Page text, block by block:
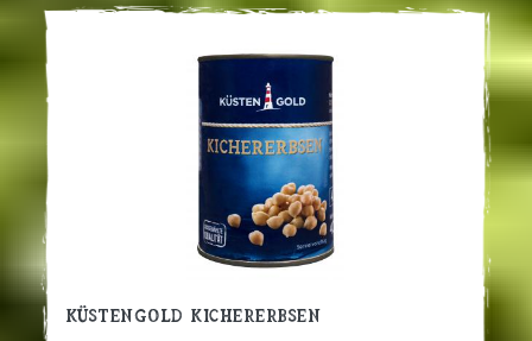
Küstengold Kichererbsen